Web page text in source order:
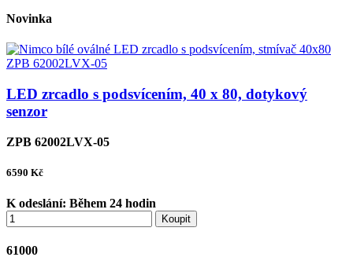
Novinka
LED zrcadlo s podsvícením, 40 x 80, dotykový
senzor
ZPB 62002LVX-05
6590 Kč
K odeslání: Během 24 hodin
Koupit
61000